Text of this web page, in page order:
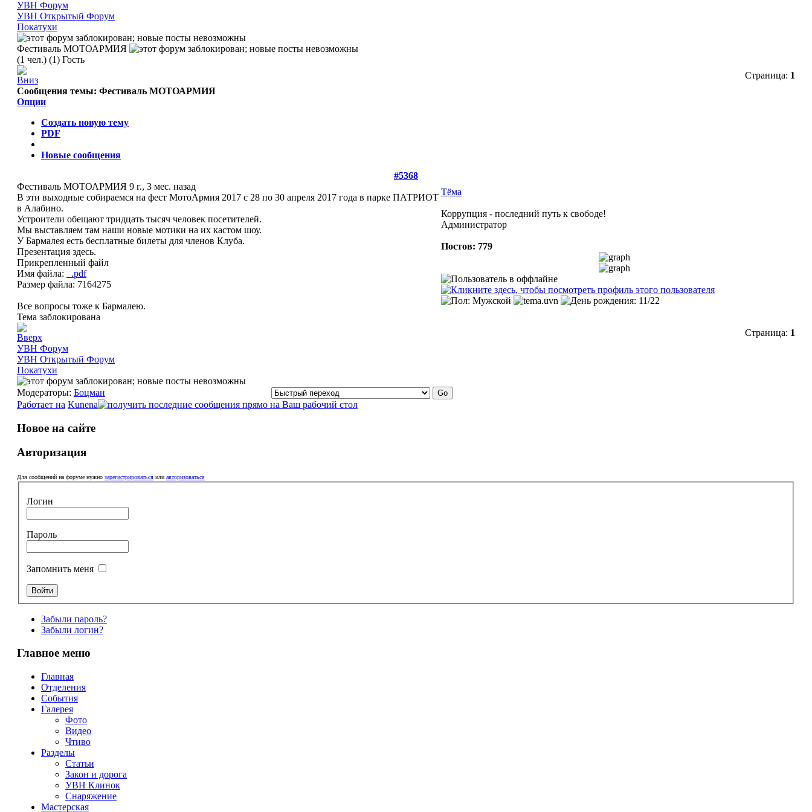
УВН Форум
УВН Открытый Форум
Покатухи
Фестиваль МОТОАРМИЯ
(1 чел.) (1) Гость
Страница: 1
Сообщения темы: Фестиваль МОТОАРМИЯ
Опции
Создать новую тему
PDF
Новые сообщения
#5368
Фестиваль МОТОАРМИЯ 9 г., 3 мес. назад
В эти выходные собираемся на фест МотоАрмия 2017 с 28 по 30 апреля 2017 года в парке ПАТРИОТ
в Алабино.
Устроители обещают тридцать тысяч человек посетителей.
Мы выставляем там наши новые мотики на их кастом шоу.
У Бармалея есть бесплатные билеты для членов Клуба.
Презентация здесь.
Прикрепленный файл
Имя файла:
_.pdf
Размер файла: 7164275
Все вопросы тоже к Бармалею.
Тёма
Коррупция - последний путь к свободе!
Администратор
Постов: 779
Тема заблокирована
Страница: 1
УВН Форум
УВН Открытый Форум
Покатухи
Модераторы: Боцман
Работает на Kunena
Новое на сайте
Авторизация
Для сообщений на форуме нужно зарегистрироватьсяили авторизоваться
Логин
Пароль
Запомнить меня
Забыли пароль?
Забыли логин?
Главное меню
Главная
Отделения
События
Галерея
Фото
Видео
Чтиво
Разделы
Статьи
Закон и дорога
УВН Клинок
Снаряжение
Мастерская